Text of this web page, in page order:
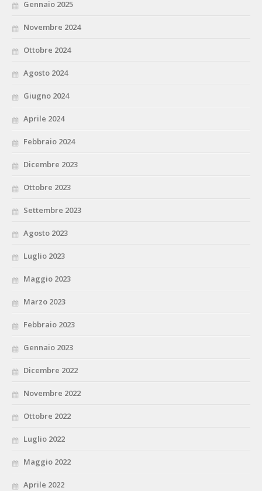
Gennaio 2025
Novembre 2024
Ottobre 2024
Agosto 2024
Giugno 2024
Aprile 2024
Febbraio 2024
Dicembre 2023
Ottobre 2023
Settembre 2023
Agosto 2023
Luglio 2023
Maggio 2023
Marzo 2023
Febbraio 2023
Gennaio 2023
Dicembre 2022
Novembre 2022
Ottobre 2022
Luglio 2022
Maggio 2022
Aprile 2022